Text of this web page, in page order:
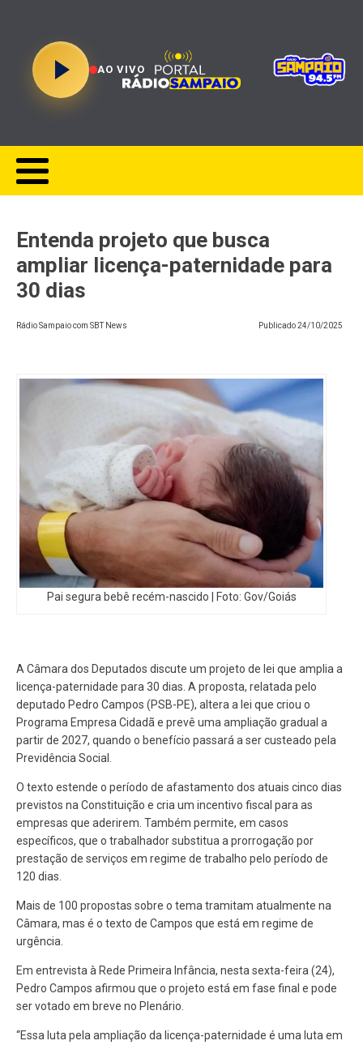
AO VIVO
Entenda projeto que busca
ampliar licença-paternidade para
30 dias
Rádio Sampaio com SBT News Publicado24/10/2025
Pai segura bebê recém-nascido | Foto: Gov/Goiás
A Câmara dos Deputados discute um projeto de lei que amplia a
licença-paternidade para 30 dias. A proposta, relatada pelo
deputado Pedro Campos (PSB-PE), altera a lei que criou o
Programa Empresa Cidadã e prevê uma ampliação gradual a
partir de 2027, quando o benefício passará a ser custeado pela
Previdência Social.
O texto estende o período de afastamento dos atuais cinco dias
previstos na Constituição e cria um incentivo fiscal para as
empresas que aderirem. Também permite, em casos
específicos, que o trabalhador substitua a prorrogação por
prestação de serviços em regime de trabalho pelo período de
120 dias.
Mais de 100 propostas sobre o tema tramitam atualmente na
Câmara, mas é o texto de Campos que está em regime de
urgência.
Em entrevista à Rede Primeira Infância, nesta sexta-feira (24),
Pedro Campos afirmou que o projeto está em fase final e pode
ser votado em breve no Plenário.
“Essa luta pela ampliação da licença-paternidade é uma luta em